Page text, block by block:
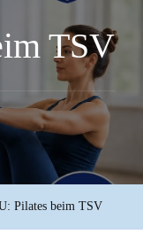
TSV
Pilates beim TSV